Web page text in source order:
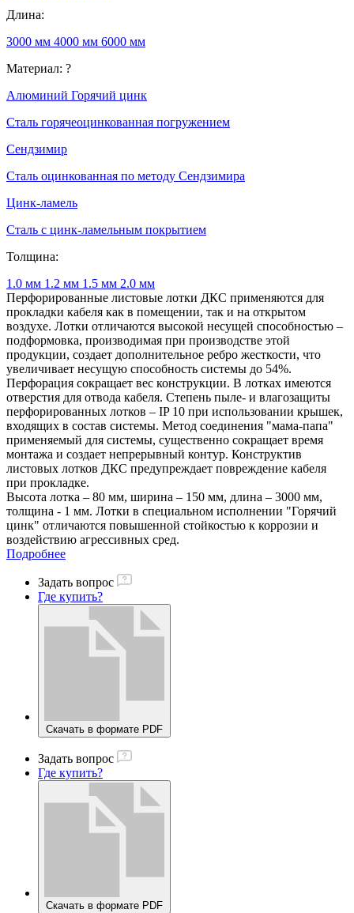
Длина:
3000 мм 4000 мм 6000 мм
Материал: ?
Алюминий Горячий цинк
Сталь горячеоцинкованная погружением
Сендзимир
Сталь оцинкованная по методу Сендзимира
Цинк-ламель
Сталь с цинк-ламельным покрытием
Толщина:
1.0 мм 1.2 мм 1.5 мм 2.0 мм
Перфорированные листовые лотки ДКС применяются для
прокладки кабеля как в помещении, так и на открытом
воздухе. Лотки отличаются высокой несущей способностью –
подформовка, производимая при производстве этой
продукции, создает дополнительное ребро жесткости, что
увеличивает несущую способность системы до 54%.
Перфорация сокращает вес конструкции. В лотках имеются
отверстия для отвода кабеля. Степень пыле- и влагозащиты
перфорированных лотков – IP 10 при использовании крышек,
входящих в состав системы. Метод соединения "мама-папа"
применяемый для системы, существенно сокращает время
монтажа и создает непрерывный контур. Конструктив
листовых лотков ДКС предупреждает повреждение кабеля
при прокладке.
Высота лотка – 80 мм, ширина – 150 мм, длина – 3000 мм,
толщина - 1 мм. Лотки в специальном исполнении "Горячий
цинк" отличаются повышенной стойкостью к коррозии и
воздействию агрессивных сред.
Подробнее
Задать вопрос
Где купить?
Скачать в формате PDF
Задать вопрос
Где купить?
Скачать в формате PDF